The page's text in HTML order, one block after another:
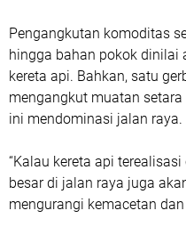
Pengangkutan komoditas
hingga bahan pokok dinilai
kereta api. Bahkan, satu
mengangkut muatan
ini mendominasi jalan raya.
“Kalau kereta api
besar di jalan raya juga
mengurangi kemacetan